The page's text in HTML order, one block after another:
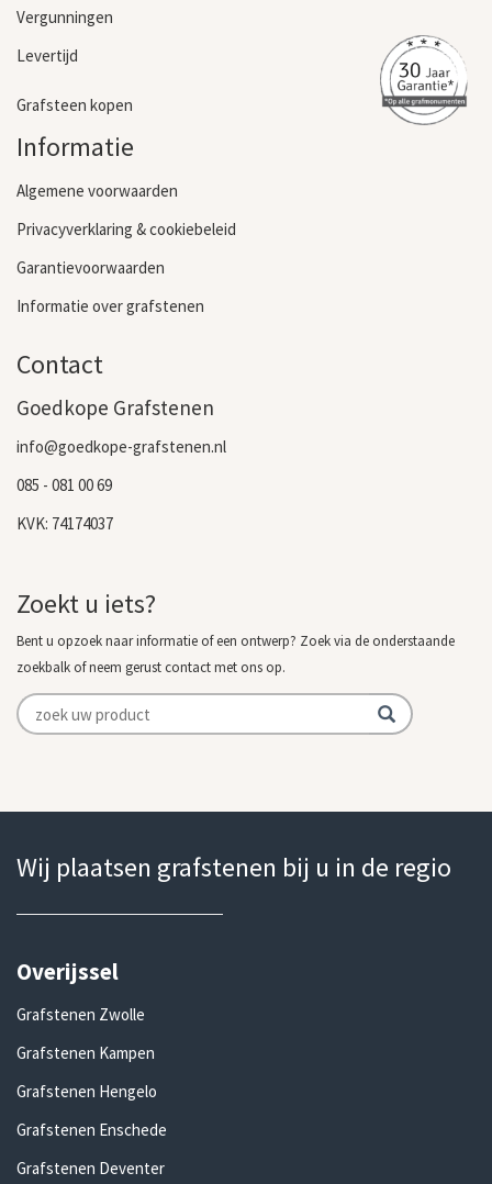
Vergunningen
Levertijd
Grafsteen kopen
Informatie
Algemene voorwaarden
Privacyverklaring & cookiebeleid
Garantievoorwaarden
Informatie over grafstenen
Contact
Goedkope Grafstenen
info@goedkope-grafstenen.nl
085 - 081 00 69
KVK: 74174037
Zoekt u iets?
Bent u opzoek naar informatie of een ontwerp? Zoek via de onderstaande
zoekbalk of neem gerust contact met ons op.
Wij plaatsen grafstenen bij u in de regio
Overijssel
Grafstenen Zwolle
Grafstenen Kampen
Grafstenen Hengelo
Grafstenen Enschede
Grafstenen Deventer